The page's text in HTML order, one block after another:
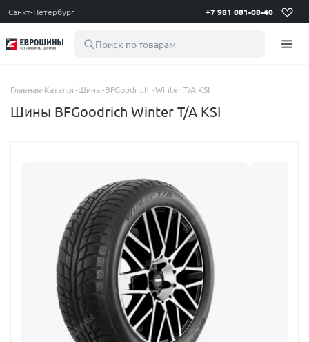
Санкт-Петербург +7 981 081-08-40
Поиск по товарам
Главная-Каталог-Шины-BFGoodrich -Winter T/A KSI
Шины BFGoodrich Winter T/A KSI